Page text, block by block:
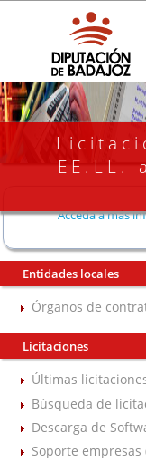
EE.LL.
Acceda a más
Entidades locales
Órganos de
Licitaciones
Últimas
Búsqueda de
Descarga de
Soporte